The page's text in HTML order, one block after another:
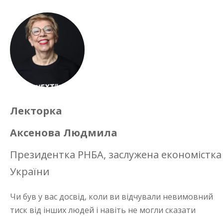
Лекторка
Аксенова Людмила
Президентка РНБА, заслужена економістка
України
Чи був у вас досвід, коли ви відчували невимовний
тиск від інших людей і навіть не могли сказати